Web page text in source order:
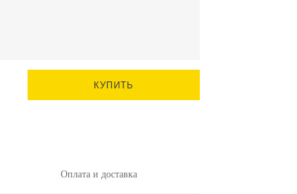
КУПИТЬ
Оплата и доставка